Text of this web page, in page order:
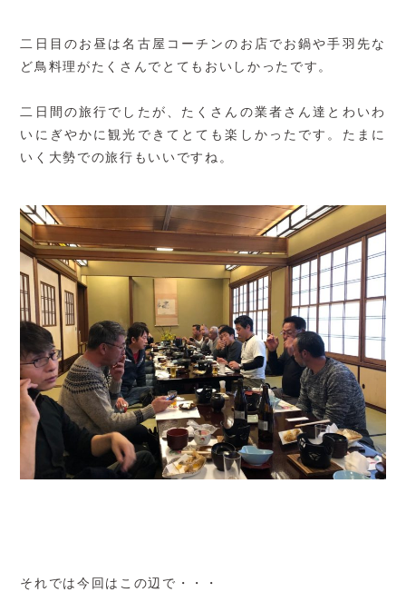
二日目のお昼は名古屋コーチンのお店でお鍋や手羽先な
ど鳥料理がたくさんでとてもおいしかったです。
二日間の旅行でしたが、たくさんの業者さん達とわいわ
いにぎやかに観光できてとても楽しかったです。たまに
いく大勢での旅行もいいですね。
それでは今回はこの辺で・・・